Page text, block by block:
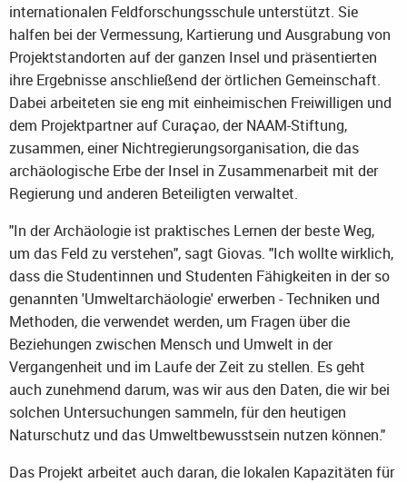
internationalen Feldforschungsschule unterstützt. Sie
halfen bei der Vermessung, Kartierung und Ausgrabung von
Projektstandorten auf der ganzen Insel und präsentierten
ihre Ergebnisse anschließend der örtlichen Gemeinschaft.
Dabei arbeiteten sie eng mit einheimischen Freiwilligen und
dem Projektpartner auf Curaçao, der NAAM-Stiftung,
zusammen, einer Nichtregierungsorganisation, die das
archäologische Erbe der Insel in Zusammenarbeit mit der
Regierung und anderen Beteiligten verwaltet.
"In der Archäologie ist praktisches Lernen der beste Weg,
um das Feld zu verstehen", sagt Giovas. "Ich wollte wirklich,
dass die Studentinnen und Studenten Fähigkeiten in der so
genannten 'Umweltarchäologie' erwerben - Techniken und
Methoden, die verwendet werden, um Fragen über die
Beziehungen zwischen Mensch und Umwelt in der
Vergangenheit und im Laufe der Zeit zu stellen. Es geht
auch zunehmend darum, was wir aus den Daten, die wir bei
solchen Untersuchungen sammeln, für den heutigen
Naturschutz und das Umweltbewusstsein nutzen können."
Das Projekt arbeitet auch daran, die lokalen Kapazitäten für